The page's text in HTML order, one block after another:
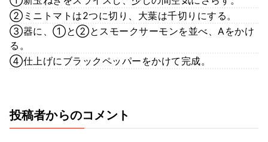
②ミニトマトは2つに切り、大葉は千切りにする。
③器に、①と②とスモークサーモンを並べ、Aをかけ
る。
④仕上げにブラックペッパーをかけて完成。
投稿者からのコメント